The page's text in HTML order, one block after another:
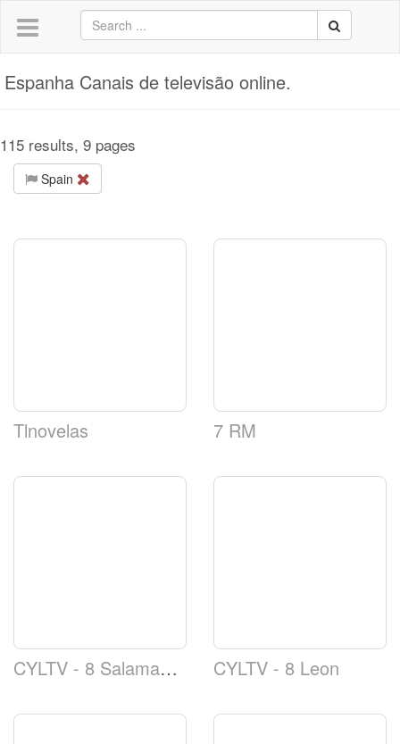
Espanha Canais de televisão online.
115 results, 9 pages
Spain
Tlnovelas 7 RM
CYLTV - 8 Salamanca CYLTV - 8 Leon